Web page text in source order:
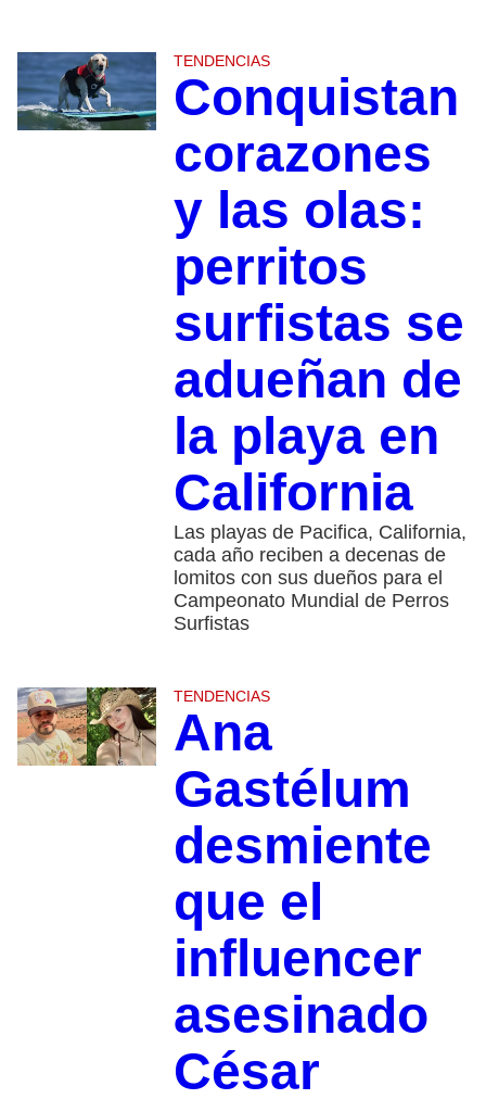
TENDENCIAS
Conquistan
corazones
y las olas:
perritos
surfistas se
adueñan de
la playa en
California
Las playas de Pacifica, California,
cada año reciben a decenas de
lomitos con sus dueños para el
Campeonato Mundial de Perros
Surfistas
TENDENCIAS
Ana
Gastélum
desmiente
que el
influencer
asesinado
César